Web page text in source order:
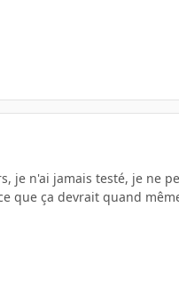
je n'ai jamais testé, je ne
que ça devrait quand